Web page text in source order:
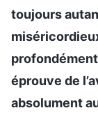
toujours
éprouve de
absolument